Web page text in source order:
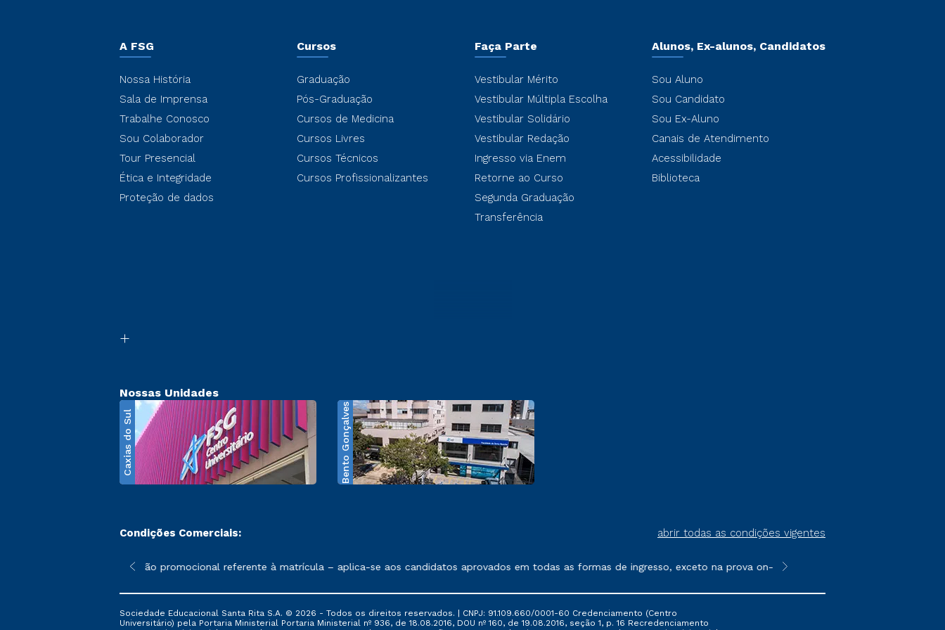
A FSG
Nossa História
Sala de Imprensa
Trabalhe Conosco
Sou Colaborador
Tour Presencial
Ética e Integridade
Proteção de dados
Cursos
Graduação
Pós-Graduação
Cursos de Medicina
Cursos Livres
Cursos Técnicos
Cursos Profissionalizantes
Faça Parte
Vestibular Mérito
Vestibular Múltipla Escolha
Vestibular Solidário
Vestibular Redação
Ingresso via Enem
Retorne ao Curso
Segunda Graduação
Transferência
Alunos, Ex-alunos, Candidatos
Sou Aluno
Sou Candidato
Sou Ex-Aluno
Canais de Atendimento
Acessibilidade
Biblioteca
Nossas Unidades
Caxias do Sul Bento Gonçalves
Condições Comerciais: abrir todas as condições vigentes
sofrer alterações nos períodos de rematrícula conforme exposto no contrato de prestação de serviços.
*A condição promocional referente à matrícula – aplica-se aos candidatos aprovados em todas as formas de ingresso, exceto na prova on-line ou agendada, que ofertam
**Semipresencial é um formato do
Sociedade Educacional Santa Rita S.A. © 2026 - Todos os direitos reservados. | CNPJ: 91.109.660/0001-60 Credenciamento (Centro
Universitário) pela Portaria Ministerial Portaria Ministerial nº 936, de 18.08.2016, DOU nº 160, de 19.08.2016, seção 1, p. 16 Recredenciamento